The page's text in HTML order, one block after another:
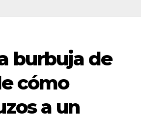
burbuja de
cómo
a un